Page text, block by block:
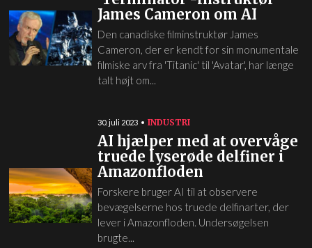
James Cameron om AI
Den canadiske filminstruktør James
Cameron, der er kendt for sin monumentale
filmiske arv fra 'Titanic' til 'Avatar', har længe
talt højt om...
30. juli 2023 INDUSTRI
AI hjælper med at overvåge
truede lyserøde delfiner i
Amazonfloden
Forskere bruger AI til at observere
bevægelserne hos truede delfinarter, der
lever i Amazonfloden. Undersøgelsen
brugte...